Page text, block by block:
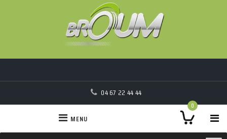
04 67 22 44 44
0
MENU